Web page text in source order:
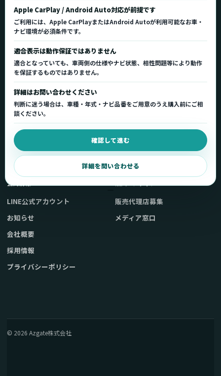
Apple CarPlay / Android Auto対応が前提です
ご利用には、Apple CarPlayまたはAndroid Autoが利用可能なお車・
ナビ環境が必須条件です。
適合表示は動作保証ではありません
適合となっていても、車両側の仕様やナビ状態、相性問題等により動作
を保証するものではありません。
詳細はお問い合わせください
判断に迷う場合は、車種・年式・ナビ品番をご用意のうえ購入前にご相
談ください。
確認して進む
詳細を問い合わせる
Ottocast（オットキャスト）の製品情報、車種適
合、サポート情報を日本国内向けに整理してご案内し
ます。
正規販売代理店 車種適合情報 国内サポート窓口
製品を探す
製品一覧
車種適合を確認
用途から製品を選ぶ
取扱店舗・購入先
弊社販売ストアへ
Q&A・症状別サポート
起動不良復旧サービス
公式情報
LINE公式アカウント
お知らせ
会社概要
採用情報
プライバシーポリシー
販売代理店募集
メディア窓口
© 2026 Azgate株式会社